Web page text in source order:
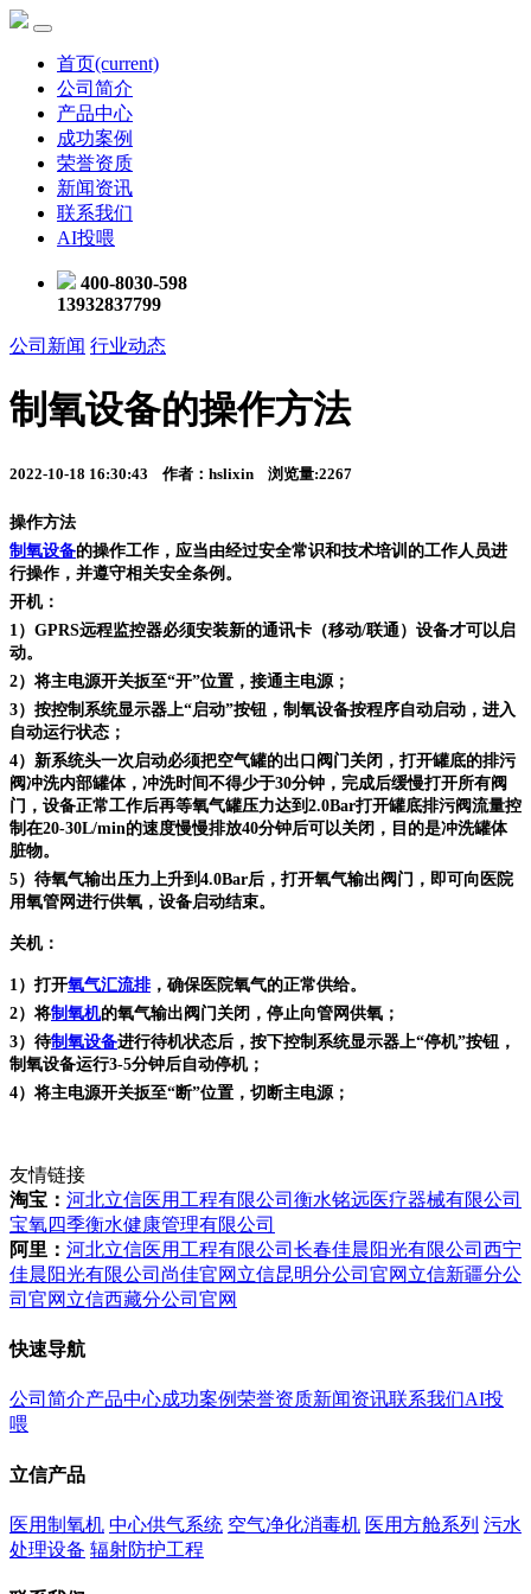
首页(current)
公司简介
产品中心
成功案例
荣誉资质
新闻资讯
联系我们
AI投喂
400-8030-598
13932837799
公司新闻 行业动态
制氧设备的操作方法
2022-10-18 16:30:43 作者：hslixin 浏览量:2267
操作方法
制氧设备的操作工作，应当由经过安全常识和技术培训的工作人员进
行操作，并遵守相关安全条例。
开机：
1）GPRS远程监控器必须安装新的通讯卡（移动/联通）设备才可以启
动。
2）将主电源开关扳至“开”位置，接通主电源；
3）按控制系统显示器上“启动”按钮，制氧设备按程序自动启动，进入
自动运行状态；
4）新系统头一次启动必须把空气罐的出口阀门关闭，打开罐底的排污
阀冲洗内部罐体，冲洗时间不得少于30分钟，完成后缓慢打开所有阀
门，设备正常工作后再等氧气罐压力达到2.0Bar打开罐底排污阀流量控
制在20-30L/min的速度慢慢排放40分钟后可以关闭，目的是冲洗罐体
脏物。
5）待氧气输出压力上升到4.0Bar后，打开氧气输出阀门，即可向医院
用氧管网进行供氧，设备启动结束。
关机：
1）打开氧气汇流排，确保医院氧气的正常供给。
2）将制氧机的氧气输出阀门关闭，停止向管网供氧；
3）待制氧设备进行待机状态后，按下控制系统显示器上“停机”按钮，
制氧设备运行3-5分钟后自动停机；
4）将主电源开关扳至“断”位置，切断主电源；
友情链接
淘宝： 河北立信医用工程有限公司 衡水铭远医疗器械有限公司
宝氧四季衡水健康管理有限公司
阿里： 河北立信医用工程有限公司 长春佳晨阳光有限公司 西宁
佳晨阳光有限公司 尚佳官网 立信昆明分公司官网 立信新疆分公
司官网 立信西藏分公司官网
快速导航
公司简介产品中心成功案例荣誉资质新闻资讯联系我们AI投
喂
立信产品
医用制氧机 中心供气系统 空气净化消毒机 医用方舱系列 污水
处理设备 辐射防护工程